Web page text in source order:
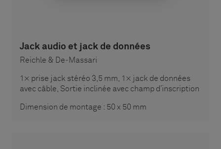
Jack audio et jack de données
Reichle & De‑Massari
1× prise jack stéréo 3,5 mm, 1× jack de données
avec câble, Sortie inclinée avec champ d’inscription
Dimension de montage : 50 x 50 mm